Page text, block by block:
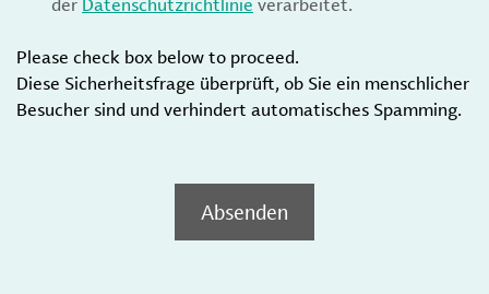
Please check box below to proceed.
Diese Sicherheitsfrage überprüft, ob Sie ein menschlicher
Besucher sind und verhindert automatisches Spamming.
Absenden